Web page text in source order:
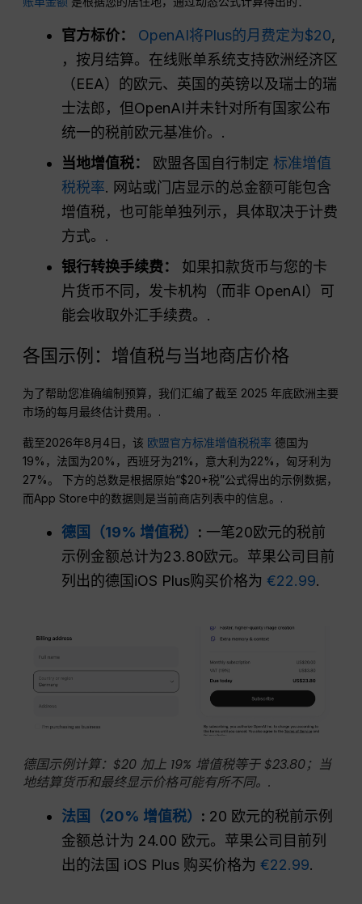
官方标价： OpenAI将Plus的月费定为$20,
，按月结算。在线账单系统支持欧洲经济区
（EEA）的欧元、英国的英镑以及瑞士的瑞
士法郎，但OpenAI并未针对所有国家公布
统一的税前欧元基准价。.
当地增值税：
欧盟各国自行制定标准增值
税税率. 网站或门店显示的总金额可能包含
增值税，也可能单独列示，具体取决于计费
方式。.
银行转换手续费：
如果扣款货币与您的卡
片货币不同，发卡机构（而非 OpenAI）可
能会收取外汇手续费。.
各国示例：增值税与当地商店价格
为了帮助您准确编制预算，我们汇编了截至 2025 年底欧洲主要
市场的每月最终估计费用。.
截至2026年8月4日，该 欧盟官方标准增值税税率 德国为
19%，法国为20%，西班牙为21%，意大利为22%，匈牙利为
27%。 下方的总数是根据原始“$20+税”公式得出的示例数据，
而App Store中的数据则是当前商店列表中的信息。.
德国（19% 增值税） : 一笔20欧元的税前
示例金额总计为23.80欧元。苹果公司目前
列出的德国iOS Plus购买价格为€22.99.
德国示例计算：$20 加上 19% 增值税等于 $23.80；当
地结算货币和最终显示价格可能有所不同。.
法国（20% 增值税） : 20 欧元的税前示例
金额总计为 24.00 欧元。苹果公司目前列
出的法国 iOS Plus 购买价格为€22.99.